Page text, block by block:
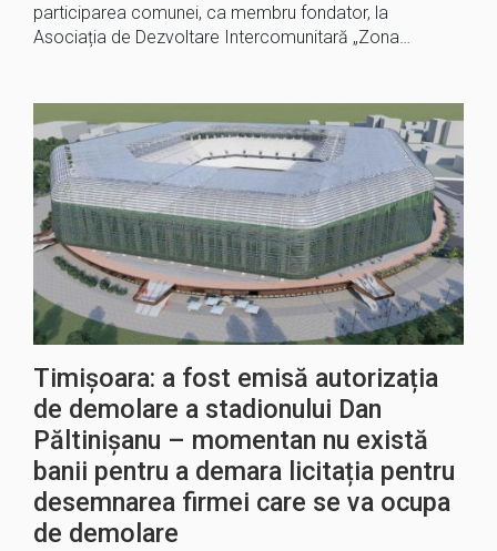
participarea comunei, ca membru fondator, la
Asociația de Dezvoltare Intercomunitară „Zona…
Timișoara: a fost emisă autorizația
de demolare a stadionului Dan
Păltinișanu – momentan nu există
banii pentru a demara licitația pentru
desemnarea firmei care se va ocupa
de demolare